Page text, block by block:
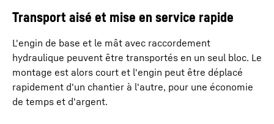
Transport aisé et mise en service rapide
L'engin de base et le mât avec raccordement
hydraulique peuvent être transportés en un seul bloc. Le
montage est alors court et l'engin peut être déplacé
rapidement d'un chantier à l'autre, pour une économie
de temps et d'argent.